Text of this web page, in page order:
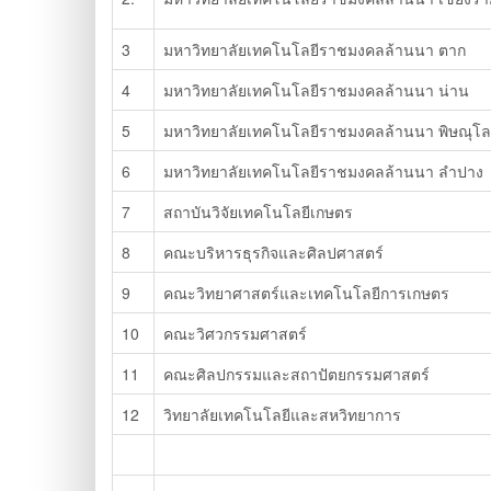
3
มหาวิทยาลัยเทคโนโลยีราชมงคลล้านนา ตาก
4
มหาวิทยาลัยเทคโนโลยีราชมงคลล้านนา น่าน
5
มหาวิทยาลัยเทคโนโลยีราชมงคลล้านนา พิษณุโ
6
มหาวิทยาลัยเทคโนโลยีราชมงคลล้านนา ลำปาง
7
สถาบันวิจัยเทคโนโลยีเกษตร
8
คณะบริหารธุรกิจและศิลปศาสตร์
9
คณะวิทยาศาสตร์และเทคโนโลยีการเกษตร
10
คณะวิศวกรรมศาสตร์
11
คณะศิลปกรรมและสถาปัตยกรรมศาสตร์
12
วิทยาลัยเทคโนโลยีและสหวิทยาการ